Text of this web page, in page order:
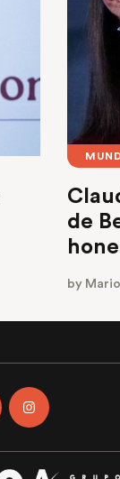
de
by